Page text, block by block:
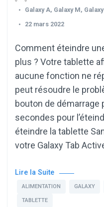
Galaxy A, Galaxy M,
22 mars 2022
Comment éteindre
plus ? Votre tablette
aucune fonction ne
peut résoudre le
bouton de démarrage
secondes pour
éteindre la tablette
votre Galaxy Tab
Lire la Suite
ALIMENTATION GALAXY
TABLETTE